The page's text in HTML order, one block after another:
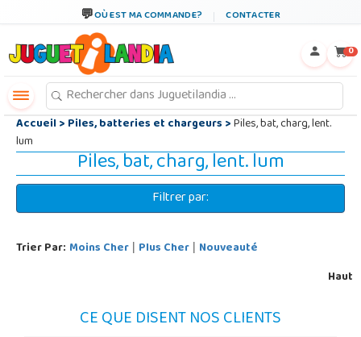
OÙ EST MA COMMANDE? CONTACTER
0
Accueil>Piles, batteries et chargeurs>Piles, bat, charg, lent.
lum
Piles, bat, charg, lent. lum
Filtrer par:
Trier Par: Moins Cher | Plus Cher | Nouveauté
Haut
CE QUE DISENT NOS CLIENTS